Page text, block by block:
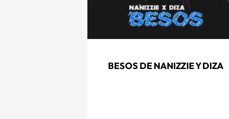
BESOS DE NANIZZIE Y DIZA